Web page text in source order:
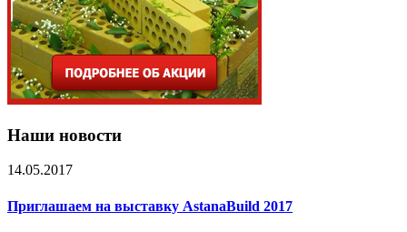
Наши новости
14.05.2017
Приглашаем на выставку AstanaBuild 2017